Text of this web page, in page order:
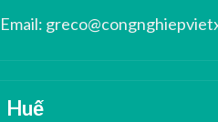
Email:
Huế